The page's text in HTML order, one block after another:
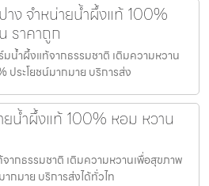
าง จำหน่ายน้ำผึ้งแท้ 100%
ราคาถูก
มน้ำผึ้งแท้จากธรรมชาติ เติมความหวาน
ประโยชน์มากมาย บริการส่ง
ยน้ำผึ้งแท้ 100% หอม หวาน
ากธรรมชาติ เติมความหวานเพื่อสุขภาพ
กมาย บริการส่งได้ทั่วไท